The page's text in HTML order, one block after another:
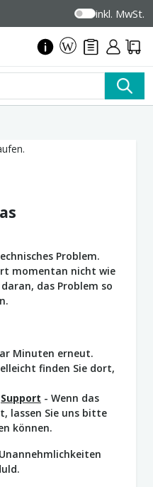
inkl. MwSt.
Problem.
momentan nicht wie
das Problem so
Minuten erneut.
finden Sie dort,
Support - Wenn das
lassen Sie uns bitte
können.